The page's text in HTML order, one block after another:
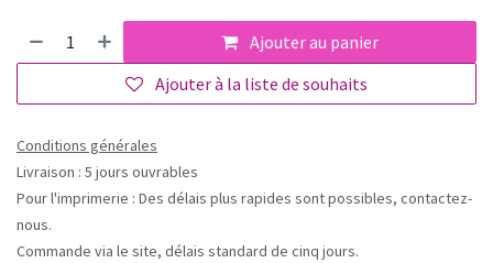
Ajouter au panier
Ajouter à la liste de souhaits
Conditions générales
Livraison : 5 jours ouvrables
Pour l'imprimerie : Des délais plus rapides sont possibles, contactez-
nous.
Commande via le site, délais standard de cinq jours.